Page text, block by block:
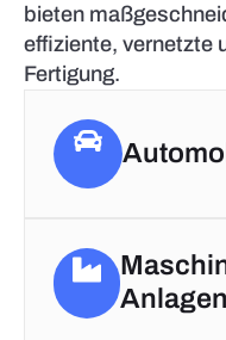
bieten
effiziente, vernetzte
Fertigung.